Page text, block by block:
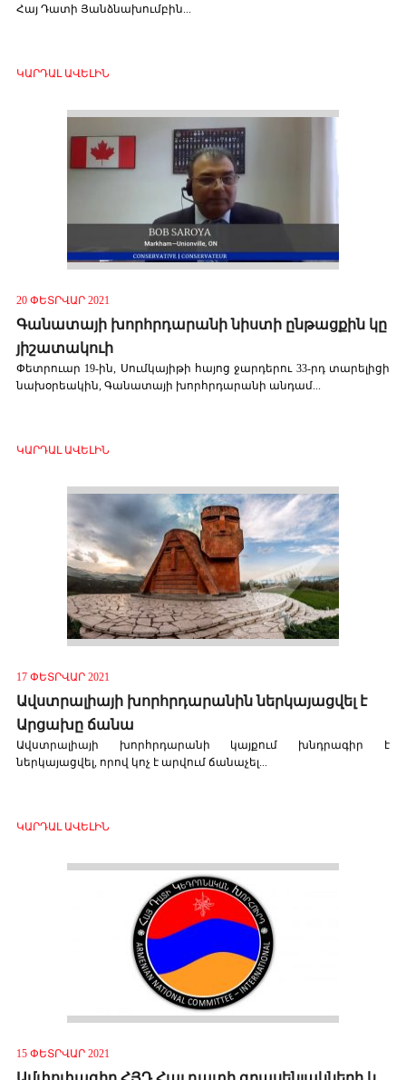
Հայ Դատի Յանձնախումբին...
ԿԱՐԴԱԼ ԱՎԵԼԻՆ
20 ՓԵՏՐՎԱՐ 2021
Գանատայի խորհրդարանի նիստի ընթացքին կը
յիշատակուի
Փետրուար 19-ին, Սումկայիթի հայոց ջարդերու 33-րդ տարելիցի
նախօրեակին, Գանատայի խորհրդարանի անդամ...
ԿԱՐԴԱԼ ԱՎԵԼԻՆ
17 ՓԵՏՐՎԱՐ 2021
Ավստրալիայի խորհրդարանին ներկայացվել է
Արցախը ճանա
Ավստրալիայի խորհրդարանի կայքում խնդրագիր է
ներկայացվել, որով կոչ է արվում ճանաչել...
ԿԱՐԴԱԼ ԱՎԵԼԻՆ
15 ՓԵՏՐՎԱՐ 2021